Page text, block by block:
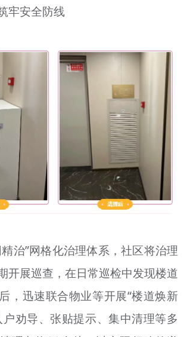
牢安全防线
治”网格化治理体系，社区将治理
开展巡查，在日常巡检中发现楼道
，迅速联合物业等开展“楼道焕新
户劝导、张贴提示、集中清理等多